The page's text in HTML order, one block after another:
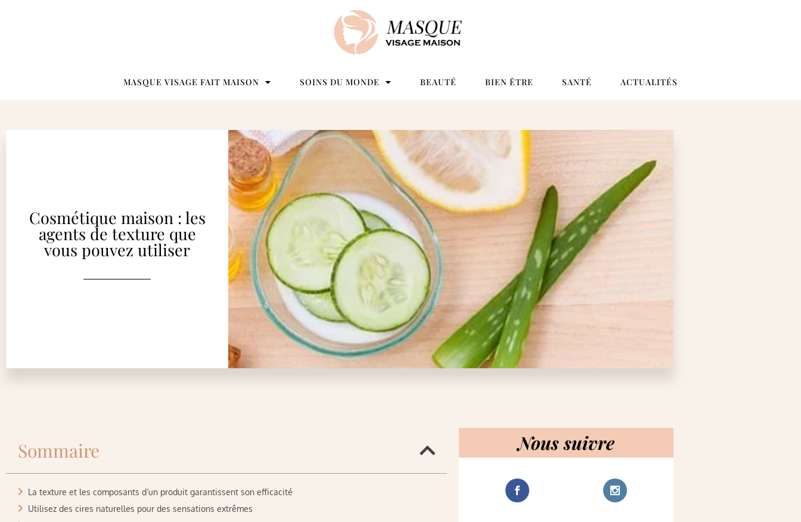
MASQUE VISAGE FAIT MAISON SOINS DU MONDE BEAUTÉ BIEN ÊTRE SANTÉ ACTUALITÉS
Cosmétique maison : les
agents de texture que
vous pouvez utiliser
Sommaire
La texture et les composants d’un produit garantissent son efficacité
Utilisez des cires naturelles pour des sensations extrêmes
Nous suivre